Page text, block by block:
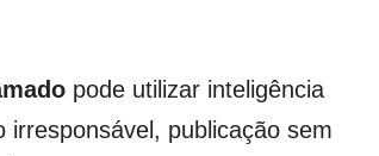
pode utilizar inteligência
publicação sem